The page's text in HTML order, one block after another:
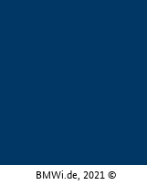
BMWi.de, 2021 ©